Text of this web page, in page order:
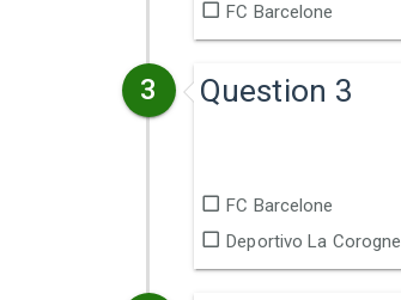
FC Barcelone
3 Question 3
FC Barcelone
Deportivo La Corogne